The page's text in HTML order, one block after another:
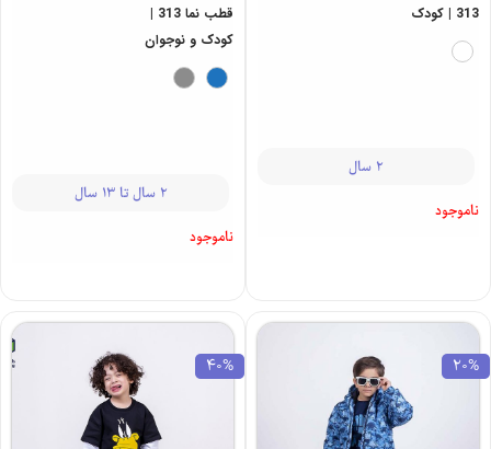
313 | کودک
2 سال
ناموجود
قطب نما 313 |
کودک و نوجوان
2 سال تا 13 سال
ناموجود
20%
40%